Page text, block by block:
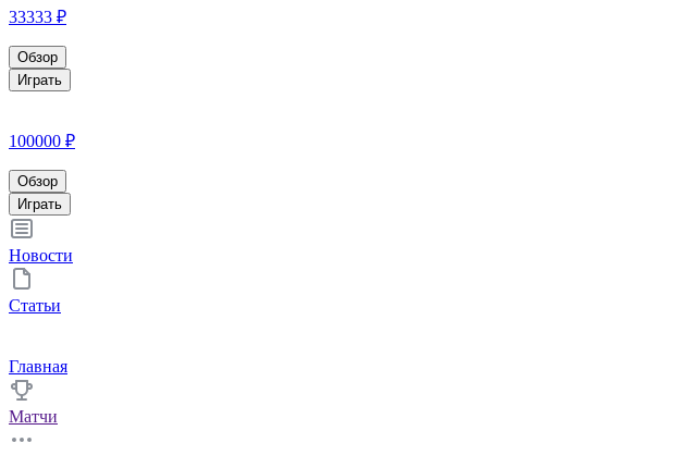
33333 ₽
Обзор
Играть
100000 ₽
Обзор
Играть
Новости
Статьи
Главная
Матчи